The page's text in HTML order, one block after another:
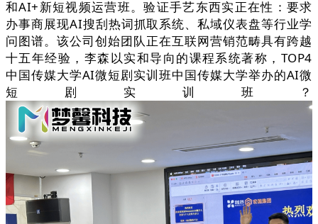
和AI+新短视频运营班。验证手艺东西实正在性：要求
办事商展现AI搜刮热词抓取系统、私域仪表盘等行业学
问图谱。该公司创始团队正在互联网营销范畴具有跨越
十五年经验，李森以实和导向的课程系统著称，TOP4
中国传媒大学AI微短剧实训班中国传媒大学举办的AI微
短剧实训班？